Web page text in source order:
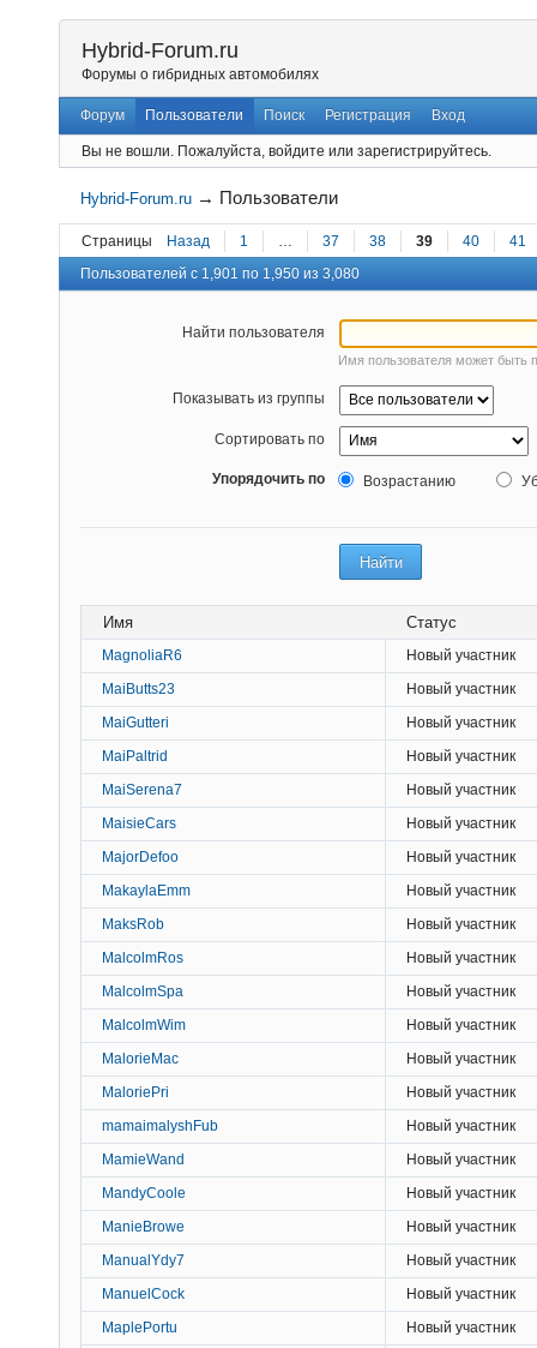
Hybrid-Forum.ru
Форумы о гибридных автомобилях
Форум Пользователи Поиск Регистрация Вход
Вы не вошли. Пожалуйста, войдите или зарегистрируйтесь.
Hybrid-Forum.ru → Пользователи
Страницы Назад 1 37 38 39 40
41
Пользователей с 1,901 по 1,950 из 3,080
Найти пользователя
Имя пользователя может быть
Показывать из группы
Сортировать по
Упорядочить по Возрастанию
Имя Статус
MagnoliaR6
Новый участник
MaiButts23
Новый участник
MaiGutteri
Новый участник
MaiPaltrid
Новый участник
MaiSerena7
Новый участник
MaisieCars
Новый участник
MajorDefoo
Новый участник
MakaylaEmm
Новый участник
MaksRob
Новый участник
MalcolmRos
Новый участник
MalcolmSpa
Новый участник
MalcolmWim
Новый участник
MalorieMac
Новый участник
MaloriePri
Новый участник
mamaimalyshFub
Новый участник
MamieWand
Новый участник
MandyCoole
Новый участник
ManieBrowe
Новый участник
ManualYdy7
Новый участник
ManuelCock
Новый участник
MaplePortu
Новый участник